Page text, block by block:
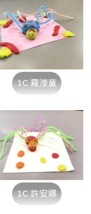
1C 羅濼童
1C 許安娜